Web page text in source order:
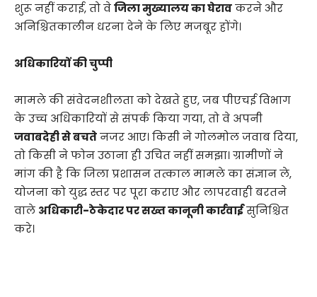
शुरू नहीं कराई, तो वेजिला मुख्यालय का घेरावकरने और
अनिश्चितकालीन धरना देने के लिए मजबूर होंगे।
अधिकारियों की चुप्पी
​मामले की संवेदनशीलता को देखते हुए, जब पीएचई विभाग
के उच्च अधिकारियों से संपर्क किया गया, तो वे अपनी
जवाबदेही से बचतेनजर आए। किसी ने गोलमोल जवाब दिया,
तो किसी ने फोन उठाना ही उचित नहीं समझा। ग्रामीणों ने
मांग की है कि जिला प्रशासन तत्काल मामले का संज्ञान ले,
योजना को युद्ध स्तर पर पूरा कराए और लापरवाही बरतने
वाले अधिकारी-ठेकेदार पर सख्त कानूनी कार्रवाईसुनिश्चित
करे।